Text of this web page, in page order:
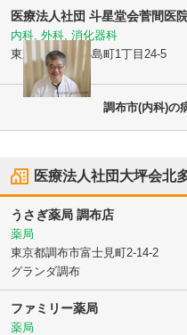
医療法人社団 斗星堂会菅間医
内科, 外科, 消化器科
東京都調布市 小島町1丁目24-5
調布市(内科)の
医療法人社団大坪会北
うさぎ薬局 調布店
薬局
東京都調布市富士見町2-14-2
グランダ調布
ファミリー薬局
薬局